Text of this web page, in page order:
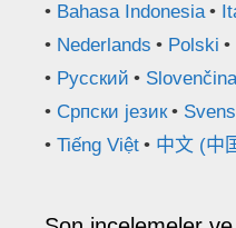
Bahasa Indonesia
Nederlands
Polski
Русский
Slovenčina
Српски језик
Tiếng Việt
中文 (中